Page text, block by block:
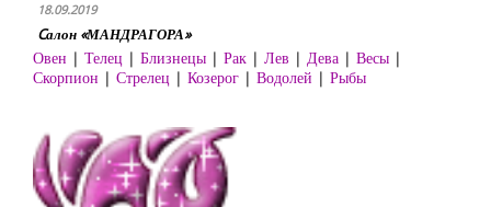
18.09.2019
Cалон «МАНДРАГОРА»
Овен | Телец | Близнецы | Рак | Лев | Дева | Весы |
Скорпион | Стрелец | Козерог | Водолей | Рыбы